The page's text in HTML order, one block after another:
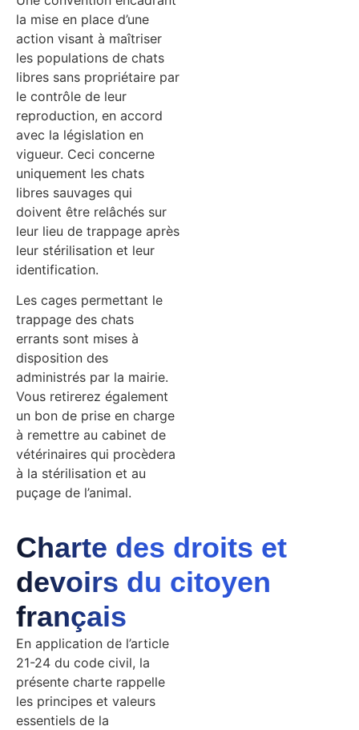
la mise en place d’une
action visant à maîtriser
les populations de chats
libres sans propriétaire par
le contrôle de leur
reproduction, en accord
avec la législation en
vigueur. Ceci concerne
uniquement les chats
libres sauvages qui
doivent être relâchés sur
leur lieu de trappage après
leur stérilisation et leur
identification.
Les cages permettant le
trappage des chats
errants sont mises à
disposition des
administrés par la mairie.
Vous retirerez également
un bon de prise en charge
à remettre au cabinet de
vétérinaires qui procèdera
à la stérilisation et au
puçage de l’animal.
Charte des droits et
devoirs du citoyen
français
En application de l’article
21-24 du code civil, la
présente charte rappelle
les principes et valeurs
essentiels de la